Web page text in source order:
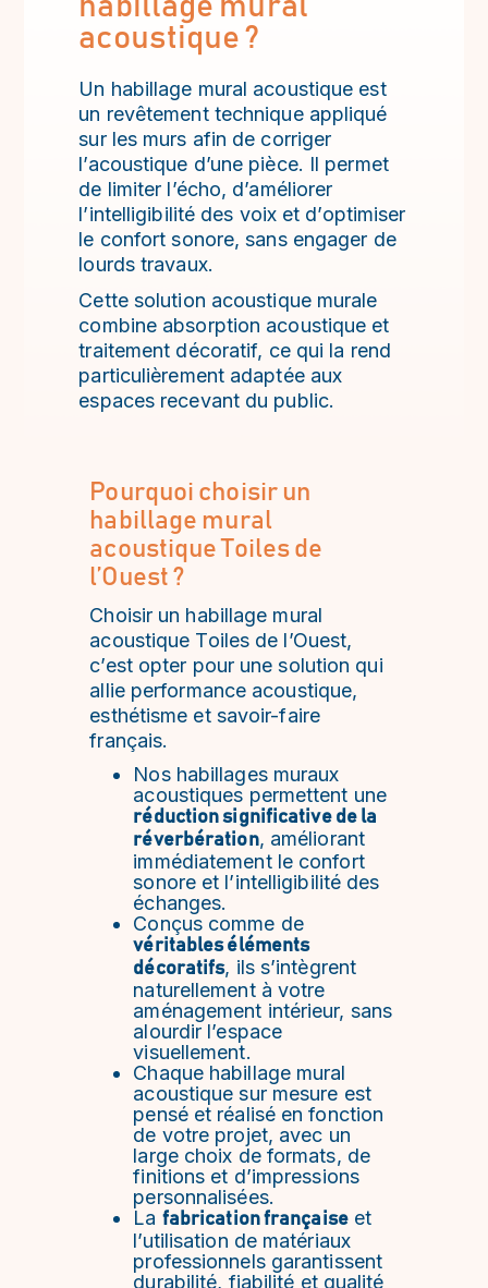
acoustique ?
Un habillage mural acoustique est
un revêtement technique appliqué
sur les murs afin de corriger
l’acoustique d’une pièce. Il permet
de limiter l’écho, d’améliorer
l’intelligibilité des voix et d’optimiser
le confort sonore, sans engager de
lourds travaux.
Cette solution acoustique murale
combine absorption acoustique et
traitement décoratif, ce qui la rend
particulièrement adaptée aux
espaces recevant du public.
Pourquoi choisir un
habillage mural
acoustique Toiles de
l’Ouest ?
Choisir un habillage mural
acoustique Toiles de l’Ouest,
c’est opter pour une solution qui
allie performance acoustique,
esthétisme et savoir-faire
français.
Nos habillages muraux
acoustiques permettent une
réduction significative de la
réverbération, améliorant
immédiatement le confort
sonore et l’intelligibilité des
échanges.
Conçus comme de
véritables éléments
décoratifs, ils s’intègrent
naturellement à votre
aménagement intérieur, sans
alourdir l’espace
visuellement.
Chaque habillage mural
acoustique sur mesure est
pensé et réalisé en fonction
de votre projet, avec un
large choix de formats, de
finitions et d’impressions
personnalisées.
La fabrication françaiseet
l’utilisation de matériaux
professionnels garantissent
durabilité, fiabilité et qualité